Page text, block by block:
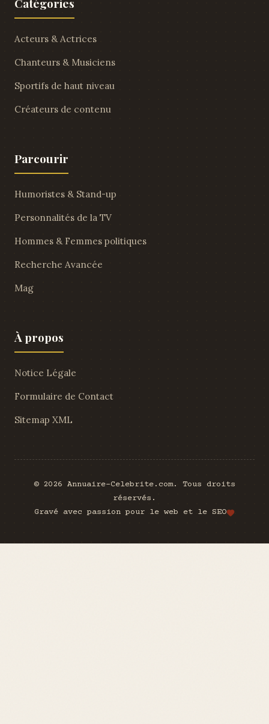
Acteurs & Actrices
Chanteurs & Musiciens
Sportifs de haut niveau
Créateurs de contenu
Parcourir
Humoristes & Stand-up
Personnalités de la TV
Hommes & Femmes politiques
Recherche Avancée
Mag
À propos
Notice Légale
Formulaire de Contact
Sitemap XML
© 2026 Annuaire-Celebrite.com. Tous droits
réservés.
Gravé avec passion pour le web et le SEO